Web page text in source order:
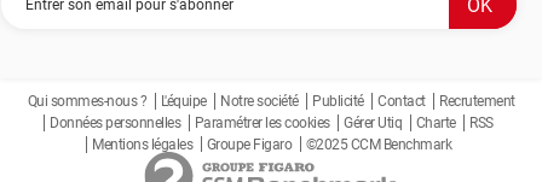
Qui sommes-nous ? L'équipe Notre société Publicité Contact
Recrutement
Données personnelles
Paramétrer les cookies Gérer Utiq Charte
RSS
Mentions légales
Groupe Figaro ©2025 CCM Benchmark